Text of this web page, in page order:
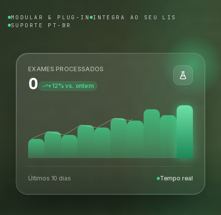
MODULAR & PLUG-IN INTEGRA AO SEU LIS
SUPORTE PT-BR
EXAMES PROCESSADOS
0 +12% vs. ontem
Últimos 10 dias Tempo real